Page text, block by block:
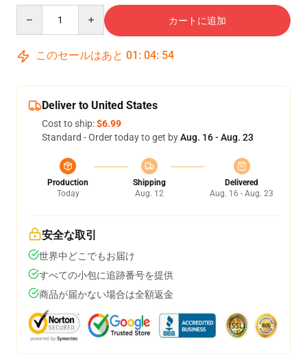
カートに追加
このセールはあと 01 : 04: 54
Deliver to United States
Cost to ship:$6.99
Standard - Order today to get byAug. 16 - Aug. 23
Production
Today
Shipping
Aug. 12
Delivered
Aug. 16 - Aug. 23
安全な取引
世界中どこでもお届け
すべての小包に追跡番号を提供
商品が届かない場合は全額返金